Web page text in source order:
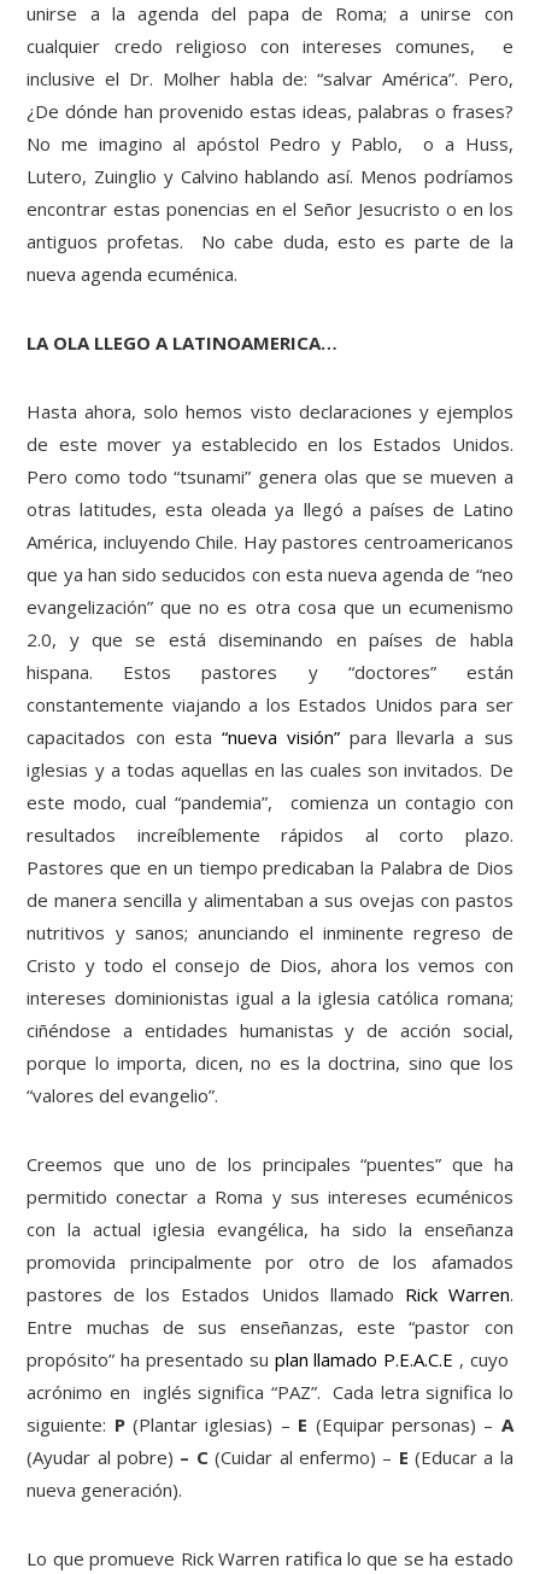
unirse a la agenda del papa de Roma; a unirse con
cualquier credo religioso con intereses comunes, e
inclusive el Dr. Molher habla de: “salvar América”. Pero,
¿De dónde han provenido estas ideas, palabras o frases?
No me imagino al apóstol Pedro y Pablo, o a Huss,
Lutero, Zuinglio y Calvino hablando así. Menos podríamos
encontrar estas ponencias en el Señor Jesucristo o en los
antiguos profetas. No cabe duda, esto es parte de la
nueva agenda ecuménica.
LA OLA LLEGO A LATINOAMERICA…
Hasta ahora, solo hemos visto declaraciones y ejemplos
de este mover ya establecido en los Estados Unidos.
Pero como todo “tsunami” genera olas que se mueven a
otras latitudes, esta oleada ya llegó a países de Latino
América, incluyendo Chile. Hay pastores centroamericanos
que ya han sido seducidos con esta nueva agenda de “neo
evangelización” que no es otra cosa que un ecumenismo
2.0, y que se está diseminando en países de habla
hispana. Estos pastores y “doctores” están
constantemente viajando a los Estados Unidos para ser
capacitados con esta “nueva visión” para llevarla a sus
iglesias y a todas aquellas en las cuales son invitados. De
este modo, cual “pandemia”, comienza un contagio con
resultados increíblemente rápidos al corto plazo.
Pastores que en un tiempo predicaban la Palabra de Dios
de manera sencilla y alimentaban a sus ovejas con pastos
nutritivos y sanos; anunciando el inminente regreso de
Cristo y todo el consejo de Dios, ahora los vemos con
intereses dominionistas igual a la iglesia católica romana;
ciñéndose a entidades humanistas y de acción social,
porque lo importa, dicen, no es la doctrina, sino que los
“valores del evangelio”.
Creemos que uno de los principales “puentes” que ha
permitido conectar a Roma y sus intereses ecuménicos
con la actual iglesia evangélica, ha sido la enseñanza
promovida principalmente por otro de los afamados
pastores de los Estados Unidos llamado Rick Warren.
Entre muchas de sus enseñanzas, este “pastor con
propósito” ha presentado su plan llamado P.E.A.C.E , cuyo
acrónimo en inglés significa “PAZ”. Cada letra significa lo
siguiente: P(Plantar iglesias) – E (Equipar personas) – A
(Ayudar al pobre) – C(Cuidar al enfermo) – E (Educar a la
nueva generación).
Lo que promueve Rick Warren ratifica lo que se ha estado